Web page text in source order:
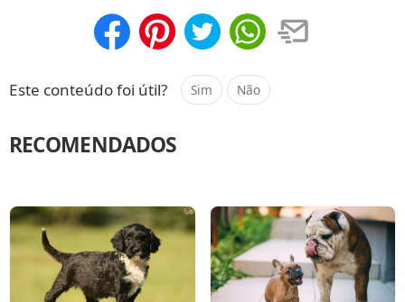
Este conteúdo foi útil? Sim Não
RECOMENDADOS